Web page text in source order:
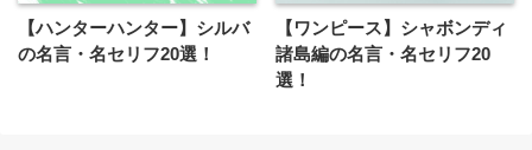
【ハンターハンター】シルバ
の名言・名セリフ20選！
【ワンピース】シャボンディ
諸島編の名言・名セリフ20
選！